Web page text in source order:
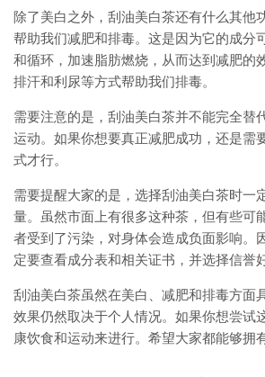
除了美白之外，刮油美白茶还有什么其他
帮助我们减肥和排毒。这是因为它的成分
和循环，加速脂肪燃烧，从而达到减肥的
排汗和利尿等方式帮助我们排毒。
需要注意的是，刮油美白茶并不能完全替
运动。如果你想要真正减肥成功，还是需
式才行。
需要提醒大家的是，选择刮油美白茶时一
量。虽然市面上有很多这种茶，但有些可
者受到了污染，对身体会造成负面影响。
定要查看成分表和相关证书，并选择信誉
刮油美白茶虽然在美白、减肥和排毒方面
效果仍然取决于个人情况。如果你想尝试
康饮食和运动来进行。希望大家都能够拥